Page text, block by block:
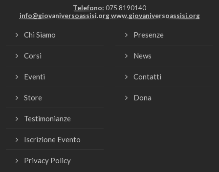
Telefono: 075 8190140
info@giovaniversoassisi.org www.giovaniversoassisi.org
Chi Siamo
Corsi
Eventi
Store
Testimonianze
Iscrizione Evento
Privacy Policy
Presenze
News
Contatti
Dona